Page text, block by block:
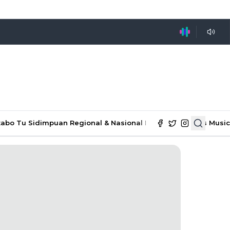
Tu Sidimpuan Regional & Nasional Ekonomi & Bisnis Music